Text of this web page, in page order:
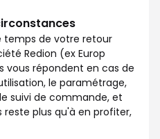
temps de votre retour
Redion (ex Europ
vous répondent en cas de
le paramétrage,
suivi de commande, et
reste plus qu'à en profiter,